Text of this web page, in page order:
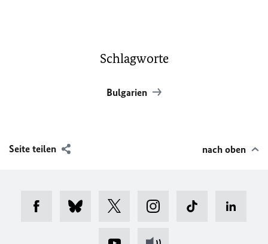
Schlagworte
Bulgarien
Seite teilen nach oben